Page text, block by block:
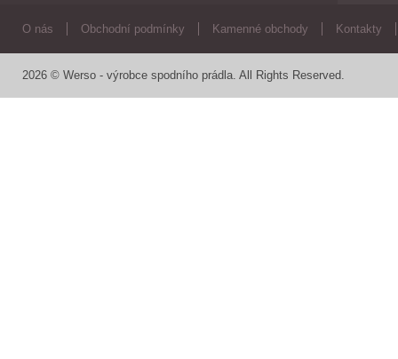
O nás Obchodní podmínky Kamenné obchody Kontakty
2026 © Werso - výrobce spodního prádla. All Rights Reserved.